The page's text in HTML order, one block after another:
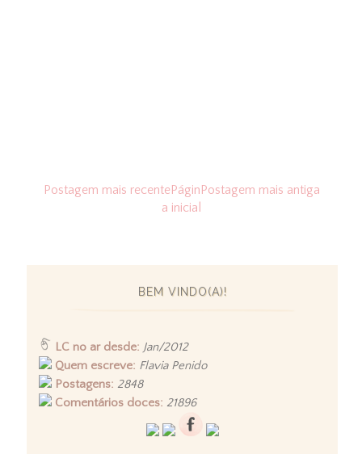
Postagem mais recente Postagem mais antiga
Págin
a inicial
BEM VINDO(A)!
LC no ar desde: Jan/2012
Quem escreve: Flavia Penido
Postagens: 2848
Comentários doces: 21896